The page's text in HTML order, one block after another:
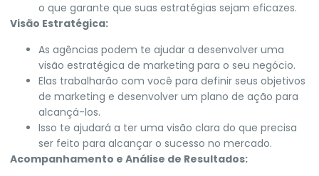
o que garante que suas estratégias sejam eficazes.
Visão Estratégica:
As agências podem te ajudar a desenvolver uma
visão estratégica de marketing para o seu negócio.
Elas trabalharão com você para definir seus objetivos
de marketing e desenvolver um plano de ação para
alcançá-los.
Isso te ajudará a ter uma visão clara do que precisa
ser feito para alcançar o sucesso no mercado.
Acompanhamento e Análise de Resultados: